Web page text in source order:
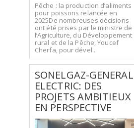
Pêche : la production d’aliments
pour poissons relancée en
2025De nombreuses décisions
ont été prises par le ministre de
l’Agriculture, du Développement
rural et de la Pêche, Youcef
Cherfa, pour dével...
SONELGAZ-GENERAL
ELECTRIC: DES
PROJETS AMBITIEUX
EN PERSPECTIVE